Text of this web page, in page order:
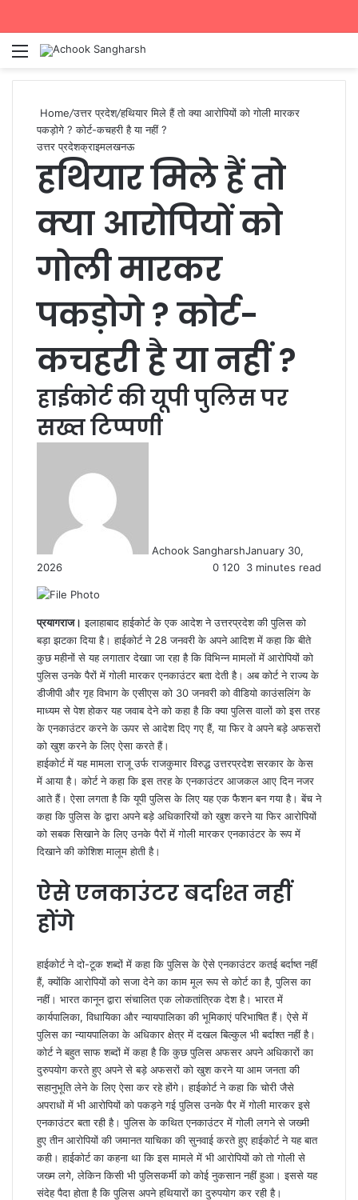
Menu
Home/उत्तर प्रदेश/हथियार मिले हैं तो क्या आरोपियों को गोली मारकर
पकड़ोगे ? कोर्ट-कचहरी है या नहीं ?
उत्तर प्रदेशक्राइमलखनऊ
हथियार मिले हैं तो
क्या आरोपियों को
गोली मारकर
पकड़ोगे ? कोर्ट-
कचहरी है या नहीं ?
हाईकोर्ट की यूपी पुलिस पर
सख्त टिप्पणी
Achook SangharshJanuary 30,
2026
0 120 3 minutes read
प्रयागराज। इलाहाबाद हाईकोर्ट के एक आदेश ने उत्तरप्रदेश की पुलिस को
बड़ा झटका दिया है। हाईकोर्ट ने 28 जनवरी के अपने आदिश में कहा कि बीते
कुछ महीनों से यह लगातार देखाा जा रहा है कि विभिन्न मामलों में आरोपियों को
पुलिस उनके पैरों में गोली मारकर एनकाउंटर बता देती है। अब कोर्ट ने राज्य के
डीजीपी और गृह विभाग के एसीएस को 30 जनवरी को वीडियो काउंसलिंग के
माध्यम से पेश होकर यह जवाब देने को कहा है कि क्या पुलिस वालों को इस तरह
के एनकाउंटर करने के ऊपर से आदेश दिए गए हैं, या फिर वे अपने बड़े अफसरों
को खुश करने के लिए ऐसा करते हैं।
हाईकोर्ट में यह मामला राजू उर्फ राजकुमार विरुद्ध उत्तरप्रदेश सरकार के केस
में आया है। कोर्ट ने कहा कि इस तरह के एनकाउंटर आजकल आए दिन नजर
आते हैं। ऐसा लगता है कि यूपी पुलिस के लिए यह एक फैशन बन गया है। बेंच ने
कहा कि पुलिस के द्वारा अपने बड़े अधिकारियों को खुश करने या फिर आरोपियों
को सबक सिखाने के लिए उनके पैरों में गोली मारकर एनकाउंटर के रूप में
दिखाने की कोशिश मालूम होती है।
ऐसे एनकाउंटर बर्दाश्त नहीं
होंगे
हाईकोर्ट ने दो-टूक शब्दों में कहा कि पुलिस के ऐसे एनकाउंटर कतई बर्दाष्त नहीं
हैं, क्योंकि आरोपियों को सजा देने का काम मूल रूप से कोर्ट का है, पुलिस का
नहीं। भारत कानून द्वारा संचालित एक लोकतांत्रिक देश है। भारत में
कार्यपालिका, विधायिका और न्यायपालिका की भूमिकाएं परिभाषित हैं। ऐसे में
पुलिस का न्यायपालिका के अधिकार क्षेत्र में दखल बिल्कुल भी बर्दाश्त नहीं है।
कोर्ट ने बहुत साफ शब्दों में कहा है कि कुछ पुलिस अफसर अपने अधिकारों का
दुरुपयोग करते हुए अपने से बड़े अफसरों को खुश करने या आम जनता की
सहानुभूति लेने के लिए ऐसा कर रहे होंगे। हाईकोर्ट ने कहा कि चोरी जैसे
अपराधों में भी आरोपियों को पकड़ने गई पुलिस उनके पैर में गोली मारकर इसे
एनकाउंटर बता रही है। पुलिस के कथित एनकाउंटर में गोली लगने से जख्मी
हुए तीन आरोपियों की जमानत याचिका की सुनवाई करते हुए हाईकोर्ट ने यह बात
कही। हाईकोर्ट का कहना था कि इस मामले में भी आरोपियों को तो गोली से
जख्म लगे, लेकिन किसी भी पुलिसकर्मी को कोई नुकसान नहीं हुआ। इससे यह
संदेह पैदा होता है कि पुलिस अपने हथियारों का दुरुपयोग कर रही है।